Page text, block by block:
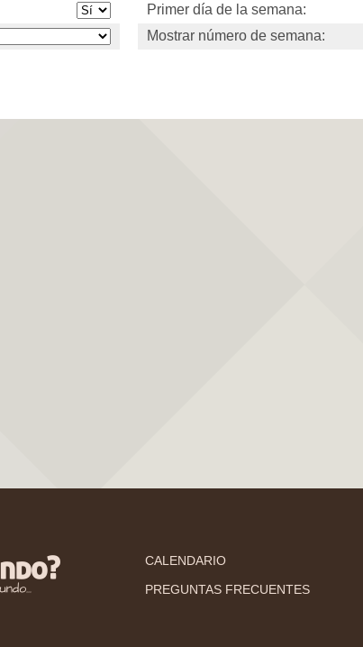
Primer día de la semana:
Mostrar número de semana:
CALENDARIO
PREGUNTAS FRECUENTES